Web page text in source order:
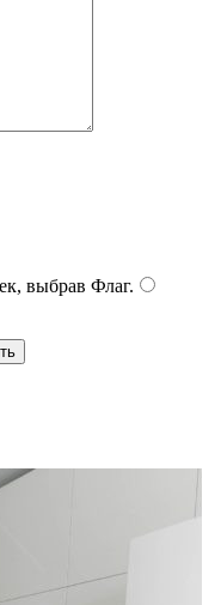
выбрав Флаг.